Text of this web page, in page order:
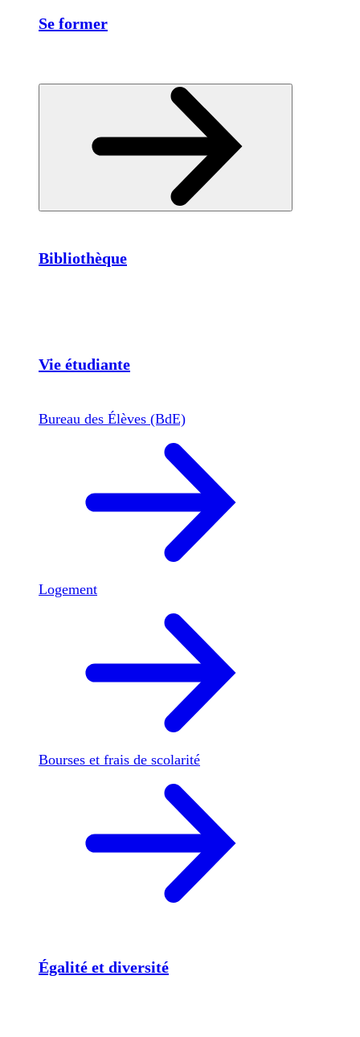
Se former
Bibliothèque
Vie étudiante
Bureau des Élèves (BdE)
Logement
Bourses et frais de scolarité
Égalité et diversité